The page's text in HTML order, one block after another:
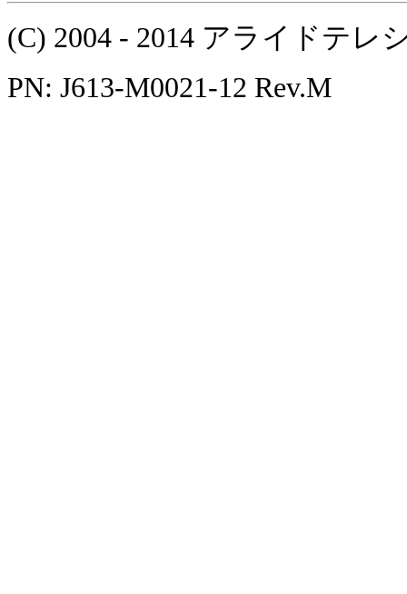
(C) 2004 - 2014 アライドテ
PN: J613-M0021-12 Rev.M